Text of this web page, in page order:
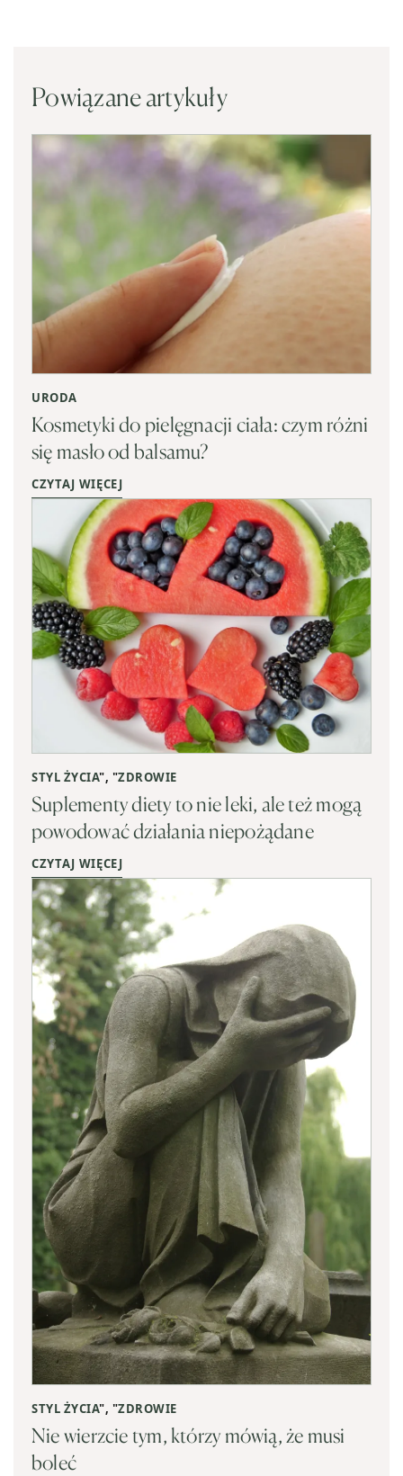
Powiązane artykuły
URODA
Kosmetyki do pielęgnacji ciała: czym różni
się masło od balsamu?
CZYTAJ WIĘCEJ
STYL ŻYCIA", "ZDROWIE
Suplementy diety to nie leki, ale też mogą
powodować działania niepożądane
CZYTAJ WIĘCEJ
STYL ŻYCIA", "ZDROWIE
Nie wierzcie tym, którzy mówią, że musi
boleć